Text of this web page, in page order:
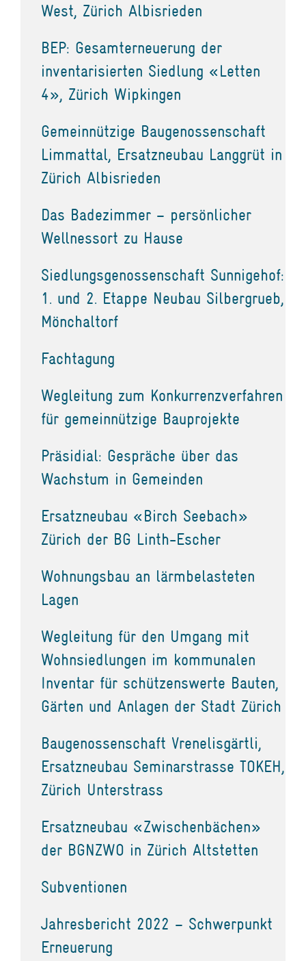
West, Zürich Albisrieden
BEP: Gesamterneuerung der
inventarisierten Siedlung «Letten
4», Zürich Wipkingen
Gemeinnützige Baugenossenschaft
Limmattal, Ersatzneubau Langgrüt in
Zürich Albisrieden
Das Badezimmer – persönlicher
Wellnessort zu Hause
Siedlungsgenossenschaft Sunnigehof:
1. und 2. Etappe Neubau Silbergrueb,
Mönchaltorf
Fachtagung
Wegleitung zum Konkurrenzverfahren
für gemeinnützige Bauprojekte
Präsidial: Gespräche über das
Wachstum in Gemeinden
Ersatzneubau «Birch Seebach»
Zürich der BG Linth-Escher
Wohnungsbau an lärmbelasteten
Lagen
Wegleitung für den Umgang mit
Wohnsiedlungen im kommunalen
Inventar für schützenswerte Bauten,
Gärten und Anlagen der Stadt Zürich
Baugenossenschaft Vrenelisgärtli,
Ersatzneubau Seminarstrasse TOKEH,
Zürich Unterstrass
Ersatzneubau «Zwischenbächen»
der BGNZWO in Zürich Altstetten
Subventionen
Jahresbericht 2022 – Schwerpunkt
Erneuerung